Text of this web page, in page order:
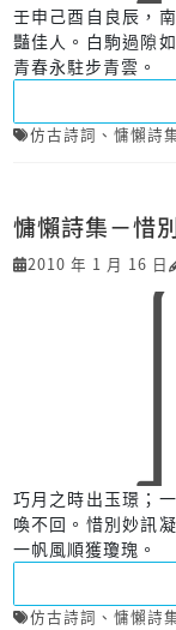
壬申己酉自良辰，
豔佳人。白駒過隙
青春永駐步青雲。
仿古詩詞 、 慵懶詩
慵懶詩集－惜
2010 年 1 月 16 日
巧月之時出玉璟；
喚不回。惜別妙訊
一帆風順獲瓊瑰。
仿古詩詞 、 慵懶詩